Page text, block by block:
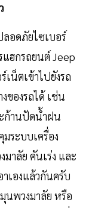
อดภัยไซเบอร์
แฮกรถยนต์ Jeep
น็ตเข้าไปยังรถ
ของรถได้ เช่น
ก้านปัดน้ำฝน
ระบบเครื่อง
าลัย คันเร่ง และ
เองแล้วกันครับ
นพวงมาลัย หรือ